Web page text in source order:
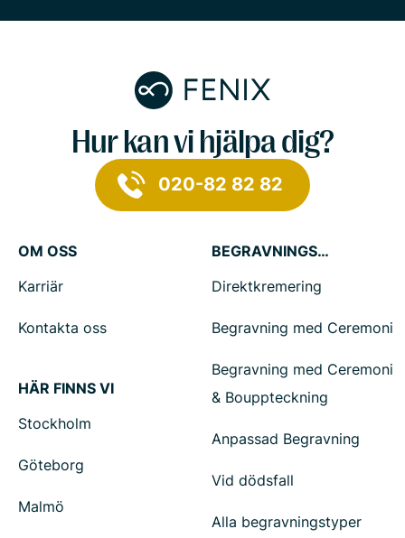
Hur kan vi hjälpa dig?
020-82 82 82
OM OSS
Karriär
Kontakta oss
HÄR FINNS VI
Stockholm
Göteborg
Malmö
BEGRAVNINGSTJÄNSTER
Direktkremering
Begravning med Ceremoni
Begravning med Ceremoni
& Bouppteckning
Anpassad Begravning
Vid dödsfall
Alla begravningstyper